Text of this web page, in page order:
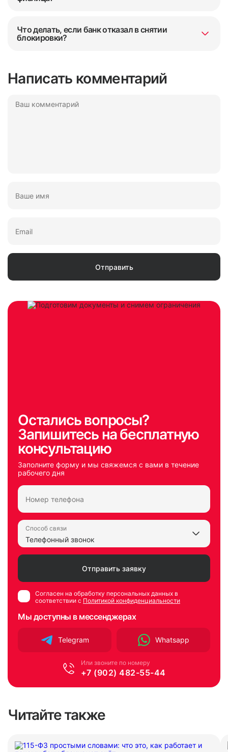
Что делать, если банк отказал в снятии
блокировки?
Написать комментарий
Остались вопросы?
Запишитесь на бесплатную
консультацию
Заполните форму и мы свяжемся с вами в течение
рабочего дня
Способ связи
Согласен на обработку персональных данных в
соответствии с Политикой конфиденциальности
Мы доступны в мессенджерах
Telegram Whatsapp
Или звоните по номеру
+7 (902) 482-55-44
Читайте также